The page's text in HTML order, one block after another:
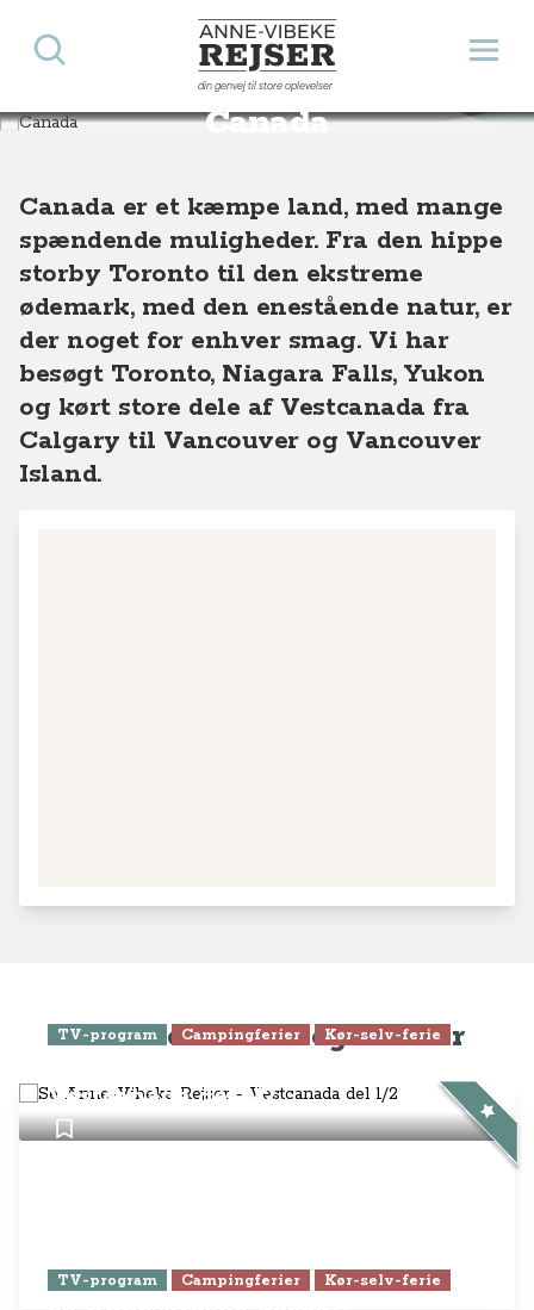
Anne-Vibeke Rejser
din genvej til store oplevelser
Åbn
Søg
Canada
Destinationer Nordamerika Canada
Canada er et kæmpe land, med mange
spændende muligheder. Fra den hippe
storby Toronto til den ekstreme
ødemark, med den enestående natur, er
der noget for enhver smag. Vi har
besøgt Toronto, Niagara Falls, Yukon
og kørt store dele af Vestcanada fra
Calgary til Vancouver og Vancouver
Island.
Seneste artikler og videoer
TV-program Campingferier Kør-selv-ferie
Vestcanada del 1/2
TV-program Campingferier Kør-selv-ferie